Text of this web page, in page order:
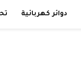
دوائر كهربائية